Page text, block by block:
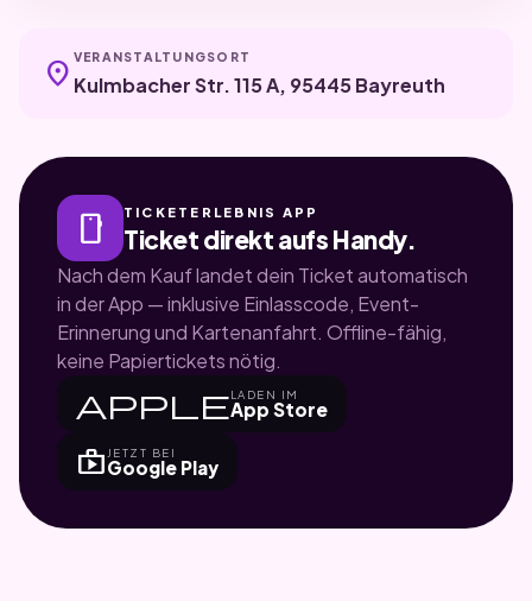
location_on VERANSTALTUNGSORT
Kulmbacher Str. 115 A, 95445 Bayreuth
smartphone TICKETERLEBNIS APP
Ticket direkt aufs Handy.
Nach dem Kauf landet dein Ticket automatisch
in der App — inklusive Einlasscode, Event-
Erinnerung und Kartenanfahrt. Offline-fähig,
keine Papiertickets nötig.
appleLADEN IM
App Store
shop JETZT BEI
Google Play